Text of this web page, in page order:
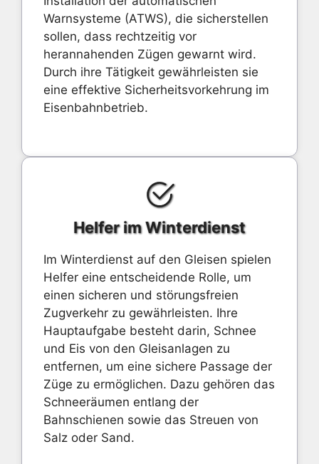
Warnsysteme (ATWS), die sicherstellen
sollen, dass rechtzeitig vor
herannahenden Zügen gewarnt wird.
Durch ihre Tätigkeit gewährleisten sie
eine effektive Sicherheitsvorkehrung im
Eisenbahnbetrieb.
Helfer im Winterdienst
Im Winterdienst auf den Gleisen spielen
Helfer eine entscheidende Rolle, um
einen sicheren und störungsfreien
Zugverkehr zu gewährleisten. Ihre
Hauptaufgabe besteht darin, Schnee
und Eis von den Gleisanlagen zu
entfernen, um eine sichere Passage der
Züge zu ermöglichen. Dazu gehören das
Schneeräumen entlang der
Bahnschienen sowie das Streuen von
Salz oder Sand.